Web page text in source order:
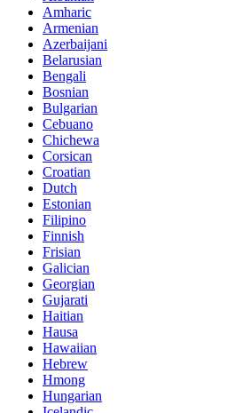
Amharic
Armenian
Azerbaijani
Belarusian
Bengali
Bosnian
Bulgarian
Cebuano
Chichewa
Corsican
Croatian
Dutch
Estonian
Filipino
Finnish
Frisian
Galician
Georgian
Gujarati
Haitian
Hausa
Hawaiian
Hebrew
Hmong
Hungarian